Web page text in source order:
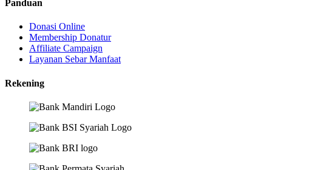
Panduan
Donasi Online
Membership Donatur
Affiliate Campaign
Layanan Sebar Manfaat
Rekening